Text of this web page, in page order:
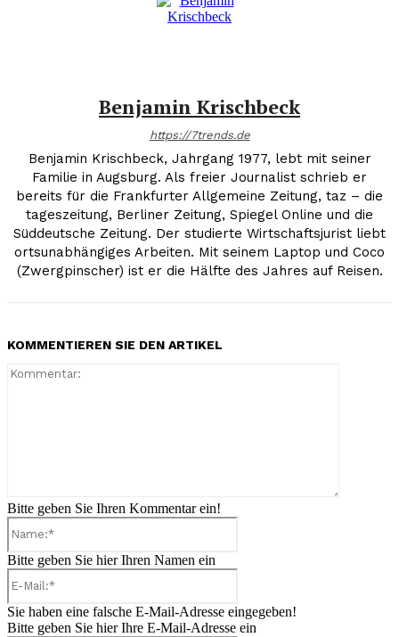
Benjamin Krischbeck
https://7trends.de
Benjamin Krischbeck, Jahrgang 1977, lebt mit seiner
Familie in Augsburg. Als freier Journalist schrieb er
bereits für die Frankfurter Allgemeine Zeitung, taz – die
tageszeitung, Berliner Zeitung, Spiegel Online und die
Süddeutsche Zeitung. Der studierte Wirtschaftsjurist liebt
ortsunabhängiges Arbeiten. Mit seinem Laptop und Coco
(Zwergpinscher) ist er die Hälfte des Jahres auf Reisen.
KOMMENTIEREN SIE DEN ARTIKEL
Bitte geben Sie Ihren Kommentar ein!
Bitte geben Sie hier Ihren Namen ein
Sie haben eine falsche E-Mail-Adresse eingegeben!
Bitte geben Sie hier Ihre E-Mail-Adresse ein